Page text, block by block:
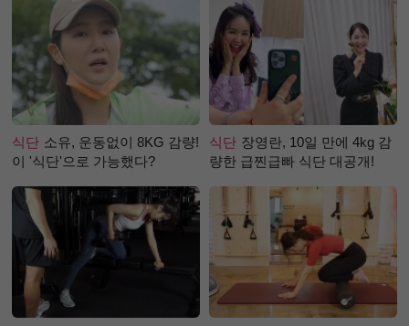
식단 소유, 운동없이 8KG 감량!
이 '식단'으로 가능했다?
식단 장영란, 10일 만에 4kg 감
량한 급찐급빠 식단 대공개!